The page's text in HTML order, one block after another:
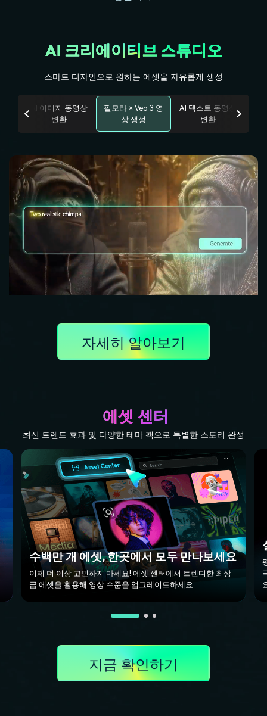
AI 크리에이티브 스튜디오
스마트 디자인으로 원하는 에셋을 자유롭게 생성
AI 이미지 동영상
변환
필모라 × Veo 3 영
상 생성
AI 텍스트 동영상
변환
자세히 알아보기
에셋 센터
최신 트렌드 효과 및 다양한 테마 팩으로 특별한 스토리 완성
수백만 개 에셋, 한곳에서 모두 만나보세요
이제 더 이상 고민하지 마세요! 에셋 센터에서 트렌디한 최상
급 에셋을 활용해 영상 수준을 업그레이드하세요.
지금 확인하기